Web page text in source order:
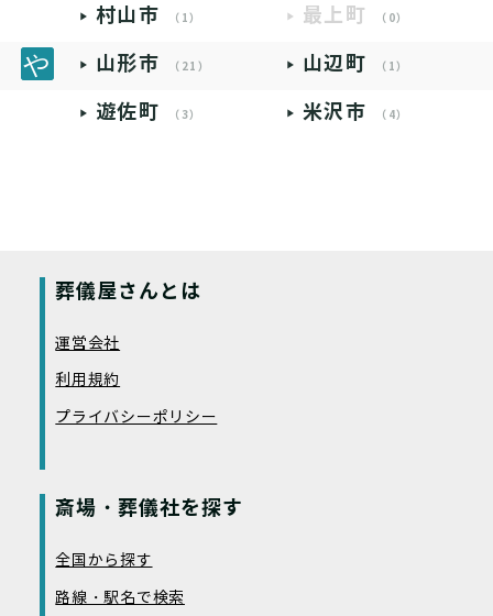
村山市 （1） 最上町 （0）
山形市 （21） 山辺町 （1）
遊佐町 （3） 米沢市 （4）
葬儀屋さんとは
運営会社
利用規約
プライバシーポリシー
斎場・葬儀社を探す
全国から探す
路線・駅名で検索